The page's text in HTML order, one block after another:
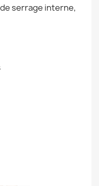
serrage interne,